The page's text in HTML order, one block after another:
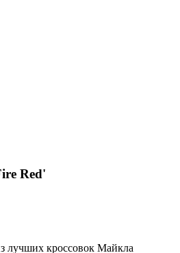
Red'
лучших кроссовок Майкла